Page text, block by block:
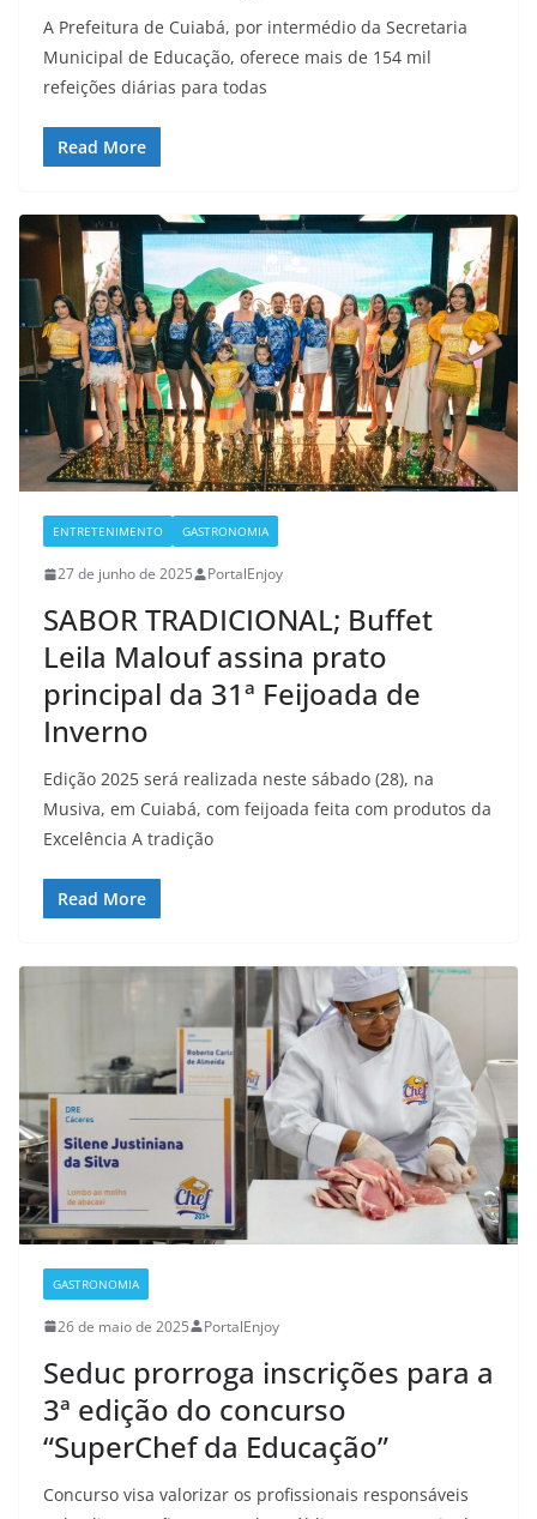
A Prefeitura de Cuiabá, por intermédio da Secretaria
Municipal de Educação, oferece mais de 154 mil
refeições diárias para todas
Read More
ENTRETENIMENTO GASTRONOMIA
27 de junho de 2025 PortalEnjoy
SABOR TRADICIONAL; Buffet
Leila Malouf assina prato
principal da 31ª Feijoada de
Inverno
Edição 2025 será realizada neste sábado (28), na
Musiva, em Cuiabá, com feijoada feita com produtos da
Excelência A tradição
Read More
GASTRONOMIA
26 de maio de 2025 PortalEnjoy
Seduc prorroga inscrições para a
3ª edição do concurso
“SuperChef da Educação”
Concurso visa valorizar os profissionais responsáveis